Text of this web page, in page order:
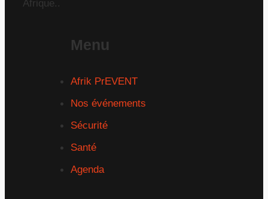
Afrique..
Menu
Afrik PrEVENT
Nos événements
Sécurité
Santé
Agenda